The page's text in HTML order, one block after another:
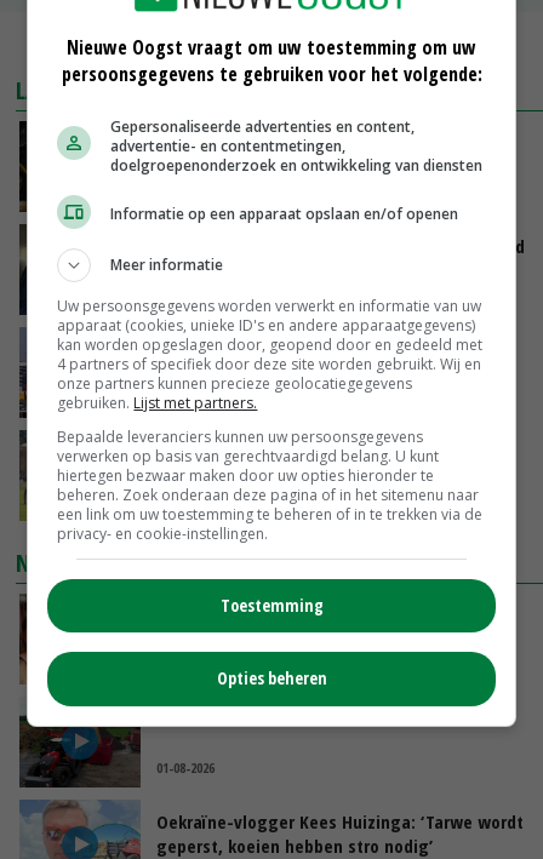
MEER MARKTPRIJZEN
LAATSTE NIEUWS
Zalmkweker wil ‘standaard neerzetten die als
voorbeeld kan dienen voor sector’
Jan Vernooij stopt bij Vee&Logistiek Nederland
China scherpt importeisen voor pootgoed aan
vanwege zebrachipbacterie
GISTEREN, 16:25
BBB vraagt minister om langer mest uit te
rijden
GISTEREN, 15:47
NIEUWSTE VIDEO'S
Danique in Canada: ‘Superveel schik gehad
tijdens stage’
01-08-2026
Oekraïne-vlogger Kees Huizinga: ‘Tarwe wordt
geperst, koeien hebben stro nodig’
Nieuwe Oogst vraagt om uw toestemming om uw
persoonsgegevens te gebruiken voor het volgende:
Gepersonaliseerde advertenties en content,
advertentie- en contentmetingen,
doelgroepenonderzoek en ontwikkeling van diensten
Informatie op een apparaat opslaan en/of openen
Meer informatie
Uw persoonsgegevens worden verwerkt en informatie van uw
apparaat (cookies, unieke ID's en andere apparaatgegevens)
kan worden opgeslagen door, geopend door en gedeeld met
4 partners of specifiek door deze site worden gebruikt. Wij en
onze partners kunnen precieze geolocatiegegevens
gebruiken. Lijst met partners.
Bepaalde leveranciers kunnen uw persoonsgegevens
verwerken op basis van gerechtvaardigd belang. U kunt
hiertegen bezwaar maken door uw opties hieronder te
beheren. Zoek onderaan deze pagina of in het sitemenu naar
een link om uw toestemming te beheren of in te trekken via de
privacy- en cookie-instellingen.
Toestemming
Opties beheren